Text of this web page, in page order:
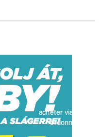
acheter viagra sans
ordonnance